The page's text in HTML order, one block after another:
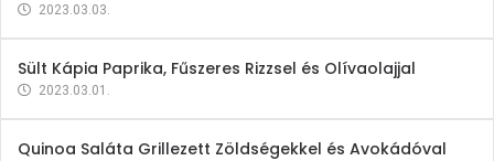
2023.03.03.
Sült Kápia Paprika, Fűszeres Rizzsel és Olívaolajjal
2023.03.01.
Quinoa Saláta Grillezett Zöldségekkel és Avokádóval